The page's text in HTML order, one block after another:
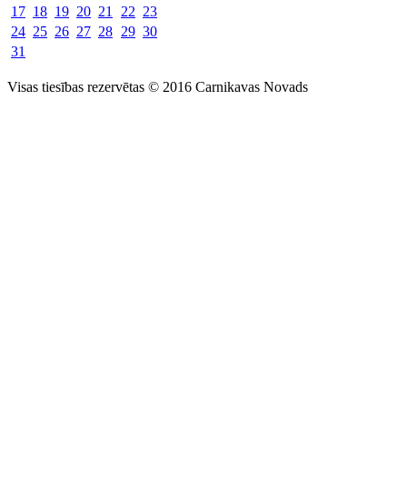
17 18 19 20 21 22 23
24 25 26 27 28 29 30
31
Visas tiesības rezervētas © 2016 Carnikavas Novads